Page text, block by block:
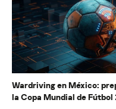
Wardriving en México:
la Copa Mundial de Fútbol